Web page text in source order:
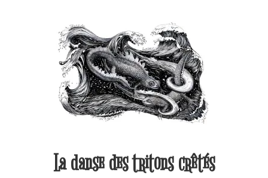
La danse des tritons crêtés